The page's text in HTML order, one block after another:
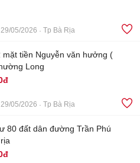
29/05/2026 Tp Bà Rịa
mặt tiền Nguyễn văn hưởng (
Long
29/05/2026 Tp Bà Rịa
80 đất dân đường Trần Phú